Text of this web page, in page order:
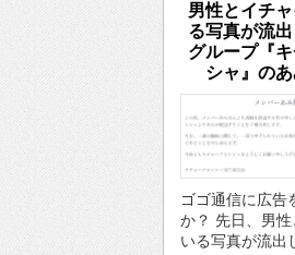
男性とイチ
る写真が流
グループ『
シャ』のあ
ゴゴ通信に広告
か？ 先日、男
いる写真が流出